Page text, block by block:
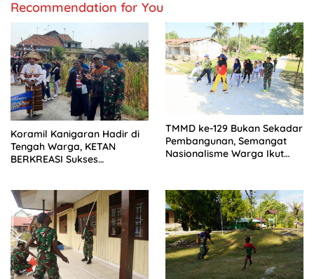
Recommendation for You
Koramil Kanigaran Hadir di
Tengah Warga, KETAN
BERKREASI Sukses
TMMD ke-129 Bukan Sekadar
Pembangunan, Semangat
Nasionalisme Warga Ikut